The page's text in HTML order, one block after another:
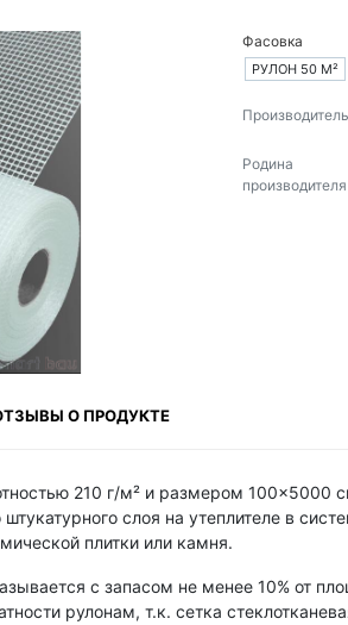
Фасовка
РУЛОН 50 М²
Производитель
Родина
производителя
О ПРОДУКТЕ
210 г/м² и размером 100×5000
слоя на утеплителе в
плитки или камня.
с запасом не менее 10% от
рулонам, т.к. сетка